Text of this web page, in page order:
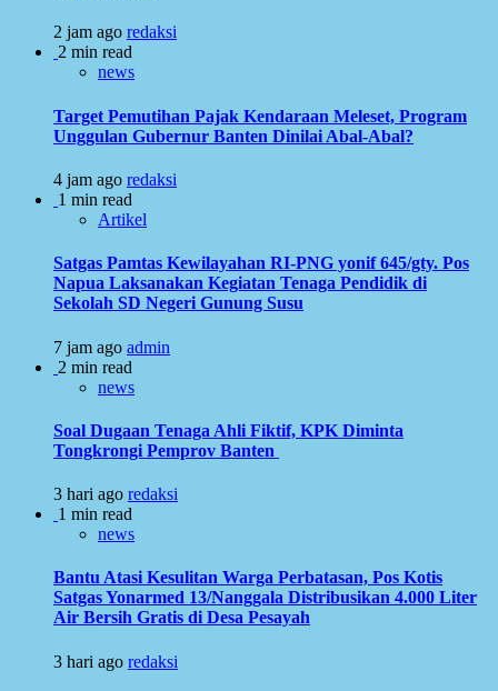
2 jam ago redaksi
2 min read
news
Target Pemutihan Pajak Kendaraan Meleset, Program
Unggulan Gubernur Banten Dinilai Abal-Abal?
4 jam ago redaksi
1 min read
Artikel
Satgas Pamtas Kewilayahan RI-PNG yonif 645/gty. Pos
Napua Laksanakan Kegiatan Tenaga Pendidik di
Sekolah SD Negeri Gunung Susu
7 jam ago admin
2 min read
news
Soal Dugaan Tenaga Ahli Fiktif, KPK Diminta
Tongkrongi Pemprov Banten
3 hari ago redaksi
1 min read
news
Bantu Atasi Kesulitan Warga Perbatasan, Pos Kotis
Satgas Yonarmed 13/Nanggala Distribusikan 4.000 Liter
Air Bersih Gratis di Desa Pesayah
3 hari ago redaksi